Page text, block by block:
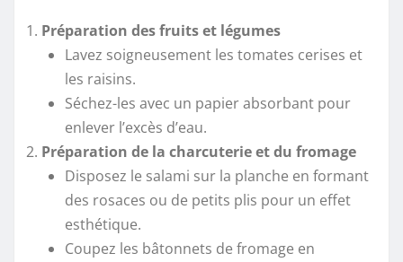
Préparation des fruits et légumes
Lavez soigneusement les tomates cerises et
les raisins.
Séchez-les avec un papier absorbant pour
enlever l’excès d’eau.
Préparation de la charcuterie et du fromage
Disposez le salami sur la planche en formant
des rosaces ou de petits plis pour un effet
esthétique.
Coupez les bâtonnets de fromage en